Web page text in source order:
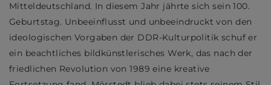
Mitteldeutschland. In diesem Jahr jährte sich sein 100.
Geburtstag. Unbeeinflusst und unbeeindruckt von den
ideologischen Vorgaben der DDR-Kulturpolitik schuf er
ein beachtliches bildkünstlerisches Werk, das nach der
friedlichen Revolution von 1989 eine kreative